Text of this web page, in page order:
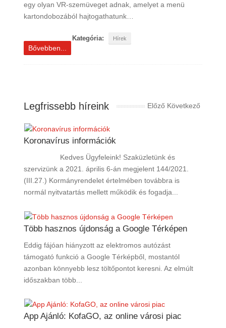
egy olyan VR-szemüveget adnak, amelyet a menü
kartondobozából hajtogathatunk…
Kategória: Hírek
Bővebben...
Legfrissebb híreink Előző Következő
Koronavírus információk
Kedves Ügyfeleink! Szaküzletünk és
szervizünk a 2021. április 6-án megjelent 144/2021.
(III.27.) Kormányrendelet értelmében továbbra is
normál nyitvatartás mellett működik és fogadja...
Több hasznos újdonság a Google Térképen
Eddig fájóan hiányzott az elektromos autózást
támogató funkció a Google Térképből, mostantól
azonban könnyebb lesz töltőpontot keresni. Az elmúlt
időszakban több...
App Ajánló: KofaGO, az online városi piac